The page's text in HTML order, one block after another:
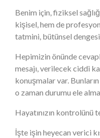
Benim için, fiziksel
kişisel, hem de
tatmini, bütünsel
Hepimizin önünde
mesajı, verilecek ciddi
konuşmalar var.
o zaman durumu ele
Hayatınızın kontrolünü
İşte işin heyecan verici